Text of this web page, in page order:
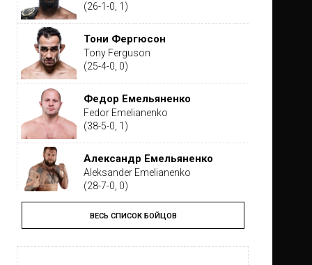
(26-1-0, 1)
Тони Фергюсон
Tony Ferguson
(25-4-0, 0)
Федор Емельяненко
Fedor Emelianenko
(38-5-0, 1)
Александр Емельяненко
Aleksander Emelianenko
(28-7-0, 0)
Тайрон Вудли
Tyron Woodley
(19-5-1, 0)
ВЕСЬ СПИСОК БОЙЦОВ